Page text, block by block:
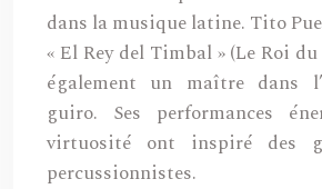
dans la musique latine. Tito
« El Rey del Timbal » (Le Roi
également un maître dans
guiro. Ses performances
virtuosité ont inspiré des
percussionnistes.